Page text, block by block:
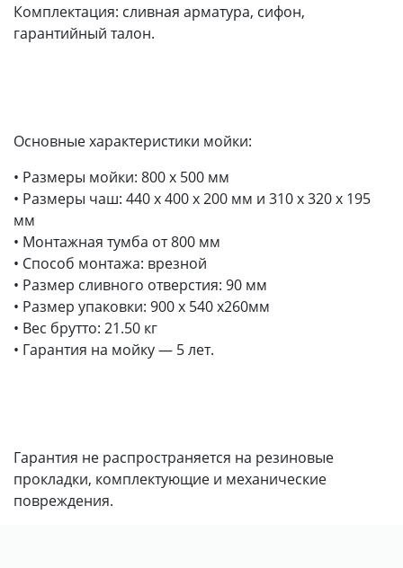
Комплектация: сливная арматура, сифон,
гарантийный талон.
Основные характеристики мойки:
• Размеры мойки: 800 x 500 мм
• Размеры чаш: 440 x 400 х 200 мм и 310 x 320 х 195
мм
• Монтажная тумба от 800 мм
• Способ монтажа: врезной
• Размер сливного отверстия: 90 мм
• Размер упаковки: 900 х 540 х260мм
• Вес брутто: 21.50 кг
• Гарантия на мойку — 5 лет.
Гарантия не распространяется на резиновые
прокладки, комплектующие и механические
повреждения.